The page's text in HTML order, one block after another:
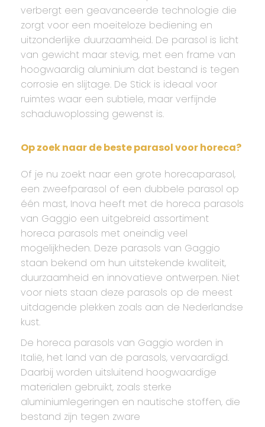
verbergt een geavanceerde technologie die
zorgt voor een moeiteloze bediening en
uitzonderlijke duurzaamheid. De parasol is licht
van gewicht maar stevig, met een frame van
hoogwaardig aluminium dat bestand is tegen
corrosie en slijtage. De Stick is ideaal voor
ruimtes waar een subtiele, maar verfijnde
schaduwoplossing gewenst is.
Op zoek naar de beste parasol voor horeca?
Of je nu zoekt naar een grote horecaparasol,
een zweefparasol of een dubbele parasol op
één mast, Inova heeft met de horeca parasols
van Gaggio een uitgebreid assortiment
horeca parasols met oneindig veel
mogelijkheden. Deze parasols van Gaggio
staan bekend om hun uitstekende kwaliteit,
duurzaamheid en innovatieve ontwerpen. Niet
voor niets staan deze parasols op de meest
uitdagende plekken zoals aan de Nederlandse
kust.
De horeca parasols van Gaggio worden in
Italië, het land van de parasols, vervaardigd.
Daarbij worden uitsluitend hoogwaardige
materialen gebruikt, zoals sterke
aluminiumlegeringen en nautische stoffen, die
bestand zijn tegen zware